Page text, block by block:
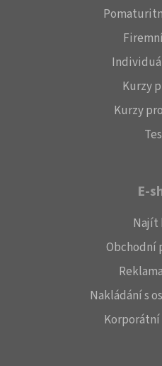
Kurzy
Kurzy
E-
Najít
Obchodní
Nakládání s